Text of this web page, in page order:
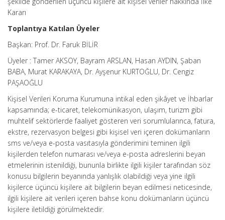
Kararı
Toplantıya Katılan Üyeler
Başkan: Prof. Dr. Faruk BİLİR
Üyeler : Tamer AKSOY, Bayram ARSLAN, Hasan AYDIN, Şaban
BABA, Murat KARAKAYA, Dr. Ayşenur KURTOĞLU, Dr. Cengiz
PAŞAOĞLU
Kişisel Verileri Koruma Kurumuna intikal eden şikâyet ve İhbarlar
kapsamında; e-ticaret, telekomünikasyon, ulaşım, turizm gibi
muhtelif sektörlerde faaliyet gösteren veri sorumlularınca, fatura,
ekstre, rezervasyon belgesi gibi kişisel veri içeren dokümanların
sms ve/veya e-posta vasıtasıyla gönderimini teminen ilgili
kişilerden telefon numarası ve/veya e-posta adreslerini beyan
etmelerinin istenildiği, bununla birlikte ilgili kişiler tarafından söz
konusu bilgilerin beyanında yanlışlık olabildiği veya yine ilgili
kişilerce üçüncü kişilere ait bilgilerin beyan edilmesi neticesinde,
ilgili kişilere ait verileri içeren bahse konu dokümanların üçüncü
kişilere iletildiği görülmektedir.